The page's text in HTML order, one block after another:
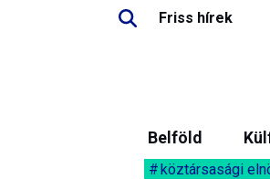
Friss hírek
Belföld
köztársasági